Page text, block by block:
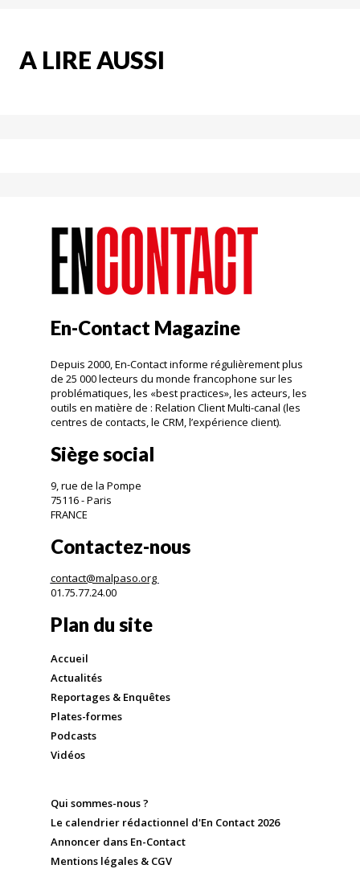
A LIRE AUSSI
En-Contact Magazine
Depuis 2000, En-Contact informe régulièrement plus
de 25 000 lecteurs du monde francophone sur les
problématiques, les «best practices», les acteurs, les
outils en matière de : Relation Client Multi-canal (les
centres de contacts, le CRM, l’expérience client).
Siège social
9, rue de la Pompe
75116 - Paris
FRANCE
Contactez-nous
contact@malpaso.org
01.75.77.24.00
Plan du site
Accueil
Actualités
Reportages & Enquêtes
Plates-formes
Podcasts
Vidéos
Qui sommes-nous ?
Le calendrier rédactionnel d'En Contact 2026
Annoncer dans En-Contact
Mentions légales & CGV